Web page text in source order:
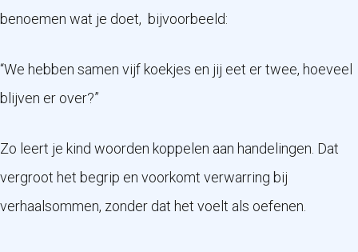
benoemen wat je doet, bijvoorbeeld:
“We hebben samen vijf koekjes en jij eet er twee, hoeveel
blijven er over?”
Zo leert je kind woorden koppelen aan handelingen. Dat
vergroot het begrip en voorkomt verwarring bij
verhaalsommen, zonder dat het voelt als oefenen.